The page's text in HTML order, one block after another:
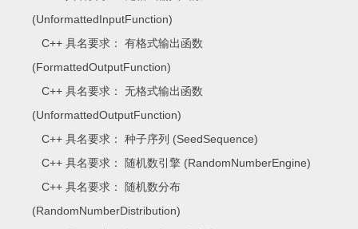
(UnformattedInputFunction)
C++ 具名要求： 有格式输出函数
(FormattedOutputFunction)
C++ 具名要求： 无格式输出函数
(UnformattedOutputFunction)
C++ 具名要求： 种子序列 (SeedSequence)
C++ 具名要求： 随机数引擎 (RandomNumberEngine)
C++ 具名要求： 随机数分布
(RandomNumberDistribution)